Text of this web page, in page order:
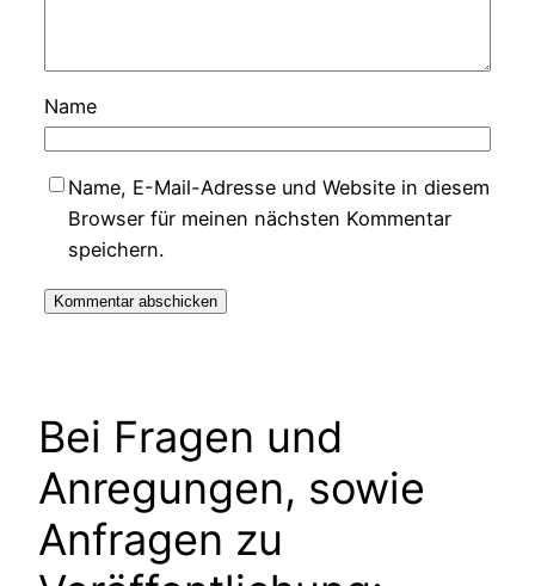
Name
Name, E-Mail-Adresse und Website in diesem
Browser für meinen nächsten Kommentar
speichern.
Bei Fragen und
Anregungen, sowie
Anfragen zu